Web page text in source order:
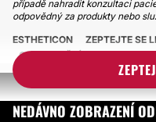
případě nahradit konzultaci
odpovědný za produkty nebo
ESTHETICON ZEPTEJTE SE
ODSTRANĚNÍ HRUDEK PO
NEDÁVNO ZOBRAZENÍ